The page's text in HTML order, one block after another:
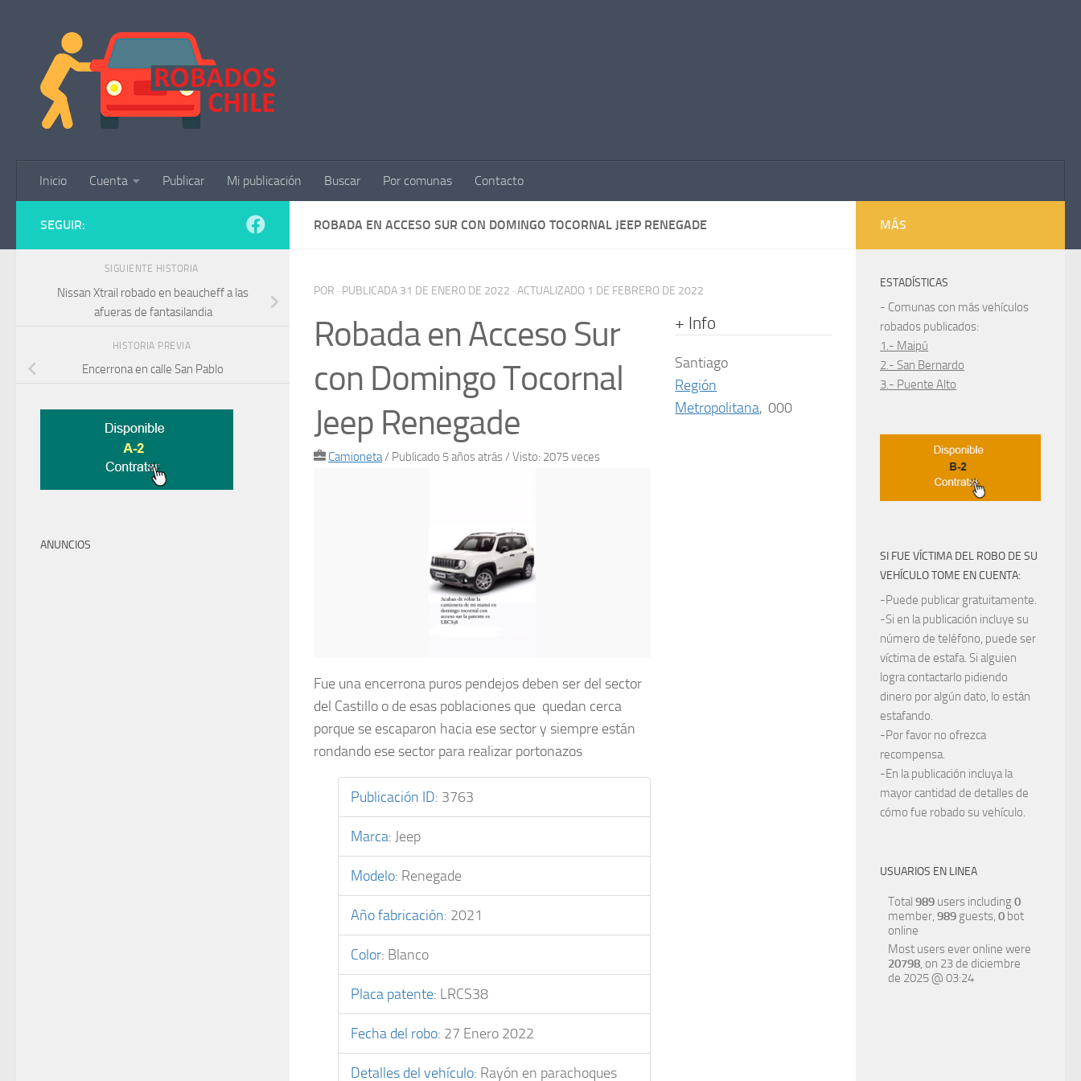
Inicio Cuenta Publicar Mi publicación Buscar Por comunas Contacto
ROBADA EN ACCESO SUR CON DOMINGO TOCORNAL JEEP RENEGADE
POR · PUBLICADA 31 DE ENERO DE 2022 · ACTUALIZADO 1 DE FEBRERO DE 2022
Robada en Acceso Sur
con Domingo Tocornal
Jeep Renegade
Camioneta/ Publicado 5 años atrás/ Visto: 2075 veces
Fue una encerrona puros pendejos deben ser del sector
del Castillo o de esas poblaciones que quedan cerca
porque se escaparon hacia ese sector y siempre están
rondando ese sector para realizar portonazos
Publicación ID: 3763
Marca: Jeep
Modelo: Renegade
Año fabricación: 2021
Color: Blanco
Placa patente: LRCS38
Fecha del robo: 27 Enero 2022
Detalles del vehículo: Rayón en parachoques
+ Info
Santiago
Región
Metropolitana, 000
SEGUIR:
SIGUIENTE HISTORIA
Nissan Xtrail robado en beaucheff a las
afueras de fantasilandia
HISTORIA PREVIA
Encerrona en calle San Pablo
ANUNCIOS
MÁS
ESTADÍSTICAS
- Comunas con más vehículos
robados publicados:
1.- Maipú
2.- San Bernardo
3.- Puente Alto
SI FUE VÍCTIMA DEL ROBO DE SU
VEHÍCULO TOME EN CUENTA:
-Puede publicar gratuitamente.
-Si en la publicación incluye su
número de teléfono, puede ser
víctima de estafa. Si alguien
logra contactarlo pidiendo
dinero por algún dato, lo están
estafando.
-Por favor no ofrezca
recompensa.
-En la publicación incluya la
mayor cantidad de detalles de
cómo fue robado su vehículo.
USUARIOS EN LINEA
Total 989 users including0
member, 989 guests, 0 bot
online
Most users ever online were
20798, on 23 de diciembre
de 2025 @ 03:24